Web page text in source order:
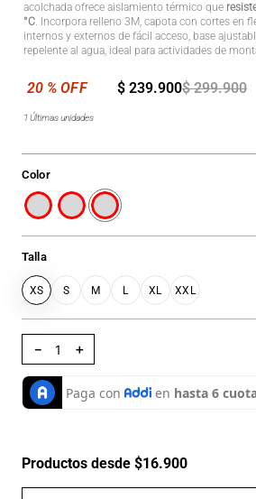
acolchada ofrece aislamiento térmico que
°C. Incorpora relleno 3M, capota con cortes en
internos y externos de fácil acceso, base
repelente al agua, ideal para actividades de
$ 299.900
$ 239.900
1 Últimas unidades
Talla
XS S M L XL XXL
Color
＋
－
Productos desde $16.900